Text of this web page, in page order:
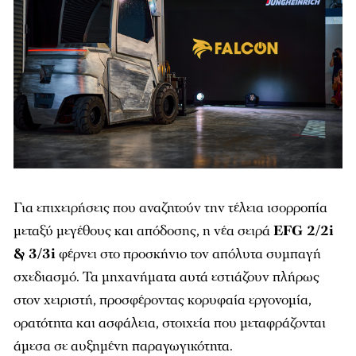
Για επιχειρήσεις που αναζητούν την τέλεια ισορροπία
μεταξύ μεγέθους και απόδοσης, η νέα σειράEFG 2/2i
& 3/3iφέρνει στο προσκήνιο τον απόλυτα συμπαγή
σχεδιασμό. Τα μηχανήματα αυτά εστιάζουν πλήρως
στον χειριστή, προσφέροντας κορυφαία εργονομία,
ορατότητα και ασφάλεια, στοιχεία που μεταφράζονται
άμεσα σε αυξημένη παραγωγικότητα.